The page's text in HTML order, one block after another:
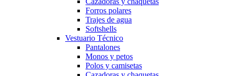
Forros polares
Trajes de agua
Softshells
Vestuario Técnico
Pantalones
Monos y petos
Polos y camisetas